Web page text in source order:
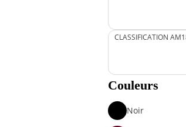
CLASSIFICATION
Couleurs
Noir